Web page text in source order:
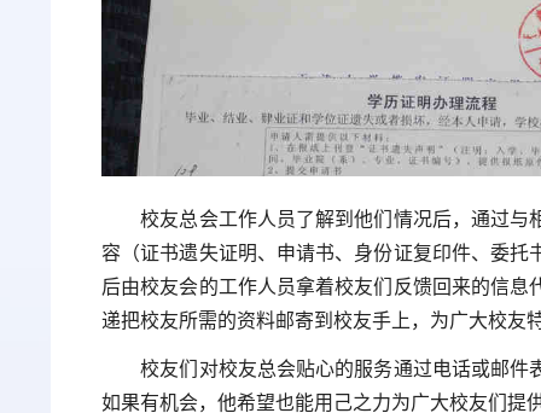
校友总会工作人员了解到他们情况后，通过
容（证书遗失证明、申请书、身份证复印件、委
后由校友会的工作人员拿着校友们反馈回来的信
递把校友所需的资料邮寄到校友手上，为广大校友
校友们对校友总会贴心的服务通过电话或邮
如果有机会，他希望也能用己之力为广大校友们提